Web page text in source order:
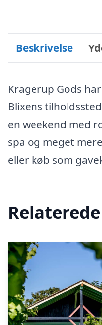
Beskrivelse
Kragerup Gods
Blixens
en weekend med
spa og meget
eller køb som